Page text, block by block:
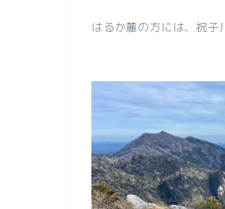
はるか麓の方には、祝子